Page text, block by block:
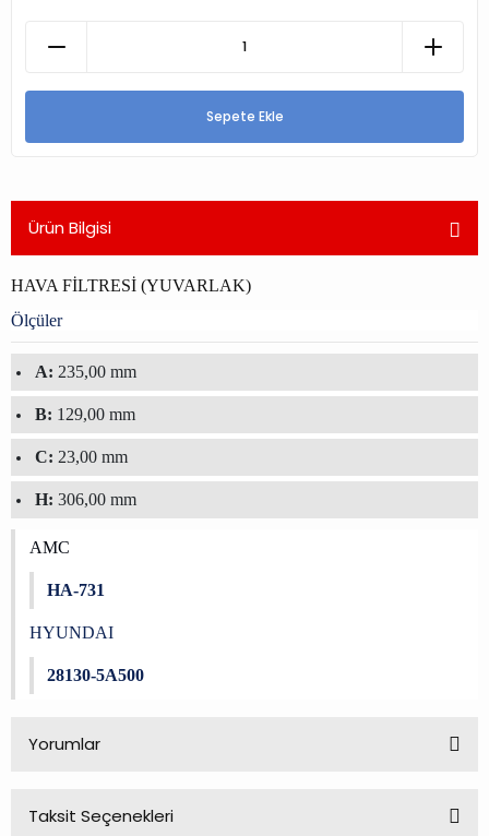
Sepete Ekle
Ürün Bilgisi
HAVA FİLTRESİ (YUVARLAK)
Ölçüler
A: 235,00 mm
B: 129,00 mm
C: 23,00 mm
H: 306,00 mm
AMC
HA-731
HYUNDAI
28130-5A500
Yorumlar
Taksit Seçenekleri